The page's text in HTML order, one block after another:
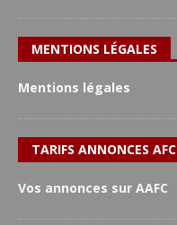
MENTIONS LÉGALES
Mentions légales
TARIFS ANNONCES AFC
Vos annonces sur AAFC